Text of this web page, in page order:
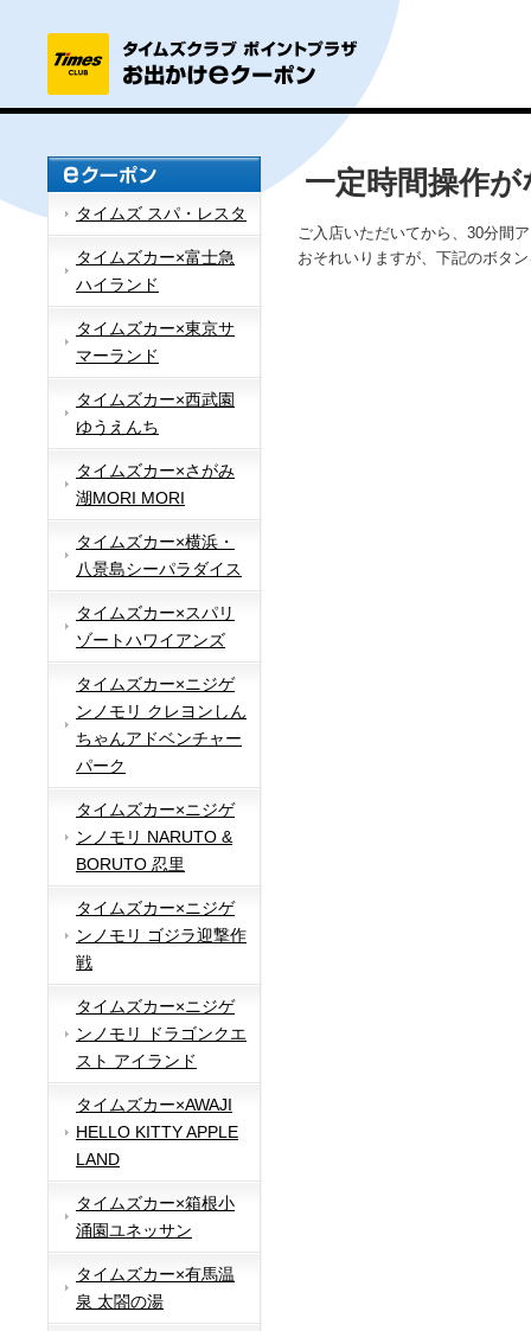
タイムズ スパ・レスタ
タイムズカー×富士急
ハイランド
タイムズカー×東京サ
マーランド
タイムズカー×西武園
ゆうえんち
タイムズカー×さがみ
湖MORI MORI
タイムズカー×横浜・
八景島シーパラダイス
タイムズカー×スパリ
ゾートハワイアンズ
タイムズカー×ニジゲ
ンノモリ クレヨンしん
ちゃんアドベンチャー
パーク
タイムズカー×ニジゲ
ンノモリ NARUTO &
BORUTO 忍里
タイムズカー×ニジゲ
ンノモリ ゴジラ迎撃作
戦
タイムズカー×ニジゲ
ンノモリ ドラゴンクエ
スト アイランド
タイムズカー×AWAJI
HELLO KITTY APPLE
LAND
タイムズカー×箱根小
涌園ユネッサン
タイムズカー×有馬温
泉 太閤の湯
一定時間操作
ご入店いただいてから、30分間
おそれいりますが、下記のボタ